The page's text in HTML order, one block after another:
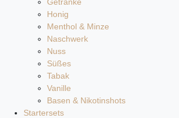
Honig
Menthol & Minze
Naschwerk
Nuss
Süßes
Tabak
Vanille
Basen & Nikotinshots
Startersets